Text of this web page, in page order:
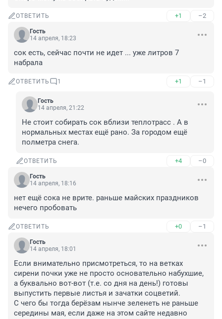
ОТВЕТИТЬ +1 –2
Гость
14 апреля, 18:23
сок есть, сейчас почти не идет ... уже литров 7
набрала
ОТВЕТИТЬ 1 +1 –1
Гость
14 апреля, 21:22
Не стоит собирать сок вблизи теплотрасс . А в
нормальных местах ещё рано. За городом ещё
полметра снега.
ОТВЕТИТЬ +4 –0
Гость
14 апреля, 18:16
нет ещё сока не врите. раньше майских праздников
нечего пробовать
ОТВЕТИТЬ +0 –1
Гость
14 апреля, 18:01
Если внимательно присмотреться, то на ветках
сирени почки уже не просто основательно набухшие,
а буквально вот-вот (т.е. со дня на день!) готовы
выпустить первые листья и зачатки соцветий.
С чего бы тогда берёзам нынче зеленеть не раньше
середины мая, если даже на этом сайте недавно